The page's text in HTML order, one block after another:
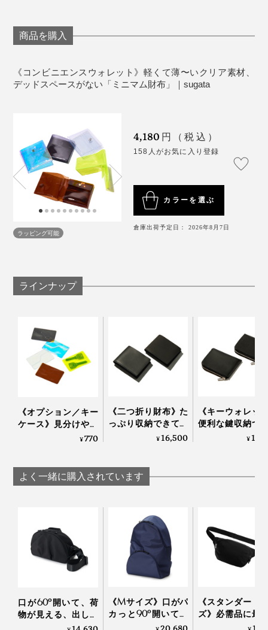
追求して生まれたカタチ。それが、『sugata』のコンビ
カラーは、左から時計回りに、オーロラ、クリア、ブラウン、ブラック、イエロ
ーの5色
原料の約60％がナトリウムからできているPVC素材は、
一般的なプラスチックに比べて製造時のエネルギー消費
焼却時にもCO2の排出が少ないため廃材リサイクルしや
すいところも嬉しい特徴です。
コンビニエンスウォレットは、革にできないことがカタ
チになったデザインなのです。
針と糸とハサミがあれば、いくらでも試行錯誤できるか
のだから、多くの人にアイデアを共有しやすいし、未来
に向けて新しい提案ができるかもしれない。
っていく今。これからの生活と収納量のバランスを配置
から見直したのが『sugata』の財布でした。
一見すると目立たないような、生活に溶け込む意図や工
夫によって、使った時にとちょっと財布の鮮度が上が
そんなミニマム財布は、贈り物にもぴったりです。
写真はさらにスマートな「キーウォレット」
それから、デザイナーの染谷さんの普段考えているモノ
ゴトがとても興味深かった。
「たとえば、最近でいうとカップに注ぐ“冷水”と“お
湯”の音が違うなって気づいたんです。なんでだろう？
いろいろ仮説を立てたり、調べたりするうちに分かった
答えが“粘度”。じつは、お湯の倍ほど冷水の粘度は高く
視覚や触覚では判断できないのに、聴覚（音）では違い
が生まれるらしくて……おもしろいですよね。」
これは、目からウロコでした。
日常の中で、なんの疑問も持たず通り過ごしてきたよう
なモノゴトの因果関係や意図、工夫。それに気づいて
日々考えている染谷さんだからこそ生まれた、やさしい
商品を購入
《コンビニエンスウォレット》軽くて薄〜いクリア素材、
デッドスペースがない「ミニマム財布」｜sugata
ラッピング可能
4,180 円（税込）
158人がお気に入り登録
カラーを選ぶ
倉庫出荷予定日： 2026年8月7日
ラインナップ
《オプション／キー
ケース》見分けやす
いクリア素材、カー
ーケース（2本
用）」｜sugata
¥770
《二つ折り財布》た
っぷり収納できて、
デッドスペースのな
布
¥16,500
《キーウォレッ
便利な鍵収納つ
デッドスペース
¥
よく一緒に購入されています
口が60°開いて、荷
物が見える、出し入
れスムーズな「バネ
《Mサイズ》口がパ
カっと90°開いて、
荷物が見える、出し
《スタンダード
ズ》必需品に最
クセス、誰でも